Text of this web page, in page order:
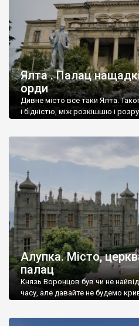
Ялта . Палац
орди
Дивне місто все таки Ялта.
і бідністю, між розкішшю і
Алупка. Місто,
палац
Князь Воронцов був чи не
часу, але давайте не будемо